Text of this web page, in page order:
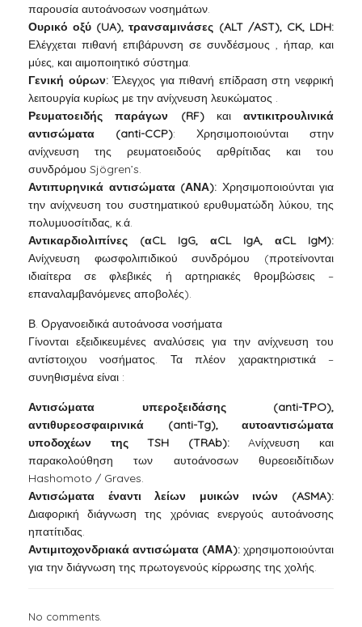
παρουσία αυτοάνοσων νοσημάτων.
Ουρικό οξύ (UA), τρανσαμινάσες (ALT /AST), CK, LDH:
Ελέγχεται πιθανή επιβάρυνση σε συνδέσμους , ήπαρ, και
μύες, και αιμοποιητικό σύστημα.
Γενική ούρων:Έλεγχος για πιθανή επίδραση στη νεφρική
λειτουργία κυρίως με την ανίχνευση λευκώματος .
Ρευματοειδής παράγων (RF)και αντικιτρουλινικά
αντισώματα (anti-CCP): Χρησιμοποιούνται στην
ανίχνευση της ρευματοειδούς αρθρίτιδας και του
συνδρόμου Sjögren’s.
Αντιπυρηνικά αντισώματα (ΑΝΑ): Χρησιμοποιούνται για
την ανίχνευση του συστηματικού ερυθυματώδη λύκου, της
πολυμυοσίτιδας, κ.ά.
Αντικαρδιολιπίνες (αCL IgG, αCL IgA, αCL IgM):
Ανίχνευση φωσφολιπιδικού συνδρόμου (προτείνονται
ιδιαίτερα σε φλεβικές ή αρτηριακές θρομβώσεις –
επαναλαμβανόμενες αποβολές).
Β. Οργανοειδικά αυτοάνοσα νοσήματα
Γίνονται εξειδικευμένες αναλύσεις για την ανίχνευση του
αντίστοιχου νοσήματος. Τα πλέον χαρακτηριστικά –
συνηθισμένα είναι :
Αντισώματα υπεροξειδάσης (anti-ΤPO),
αντιθυρεοσφαιρινικά (anti-Tg), αυτοαντισώματα
υποδοχέων της TSH (TRAb):Aνίχνευση και
παρακολούθηση των αυτοάνοσων θυρεοειδίτιδων
Hashomoto / Graves.
Αντισώματα έναντι λείων μυικών ινών (ASMA):
Διαφορική διάγνωση της χρόνιας ενεργούς αυτοάνοσης
ηπατίτιδας.
Αντιμιτοχονδριακά αντισώματα (ΑΜΑ): χρησιμοποιούνται
για την διάγνωση της πρωτογενούς κίρρωσης της χολής.
No comments.